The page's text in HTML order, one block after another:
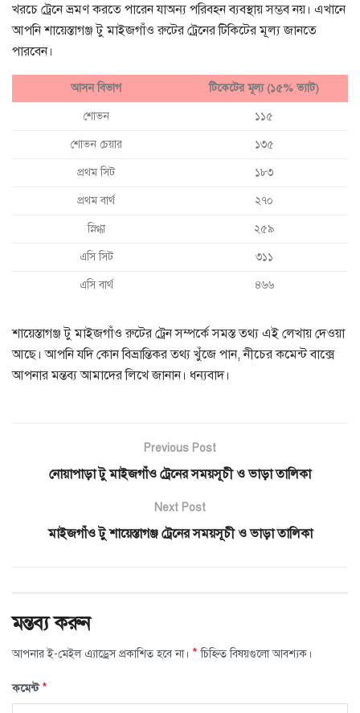
খরচে ট্রেনে ভ্রমণ করতে পারেন যাঅন্য পরিবহন ব্যবস্থায় সম্ভব নয়। এখানে
আপনি শায়েস্তাগঞ্জ টু মাইজগাঁও রুটের ট্রেনের টিকিটের মূল্য জানতে
পারবেন।
আসন বিভাগ টিকেটের মূল্য (১৫% ভ্যাট)
শোভন ১১৫
শোভন চেয়ার ১৩৫
প্রথম সিট ১৮৩
প্রথম বার্থ ২৭০
স্নিগ্ধা ২৫৯
এসি সিট ৩১১
এসি বার্থ ৪৬৬
শায়েস্তাগঞ্জ টু মাইজগাঁও রুটের ট্রেন সম্পর্কে সমস্ত তথ্য এই লেখায় দেওয়া
আছে। আপনি যদি কোন বিভ্রান্তিকর তথ্য খুঁজে পান, নীচের কমেন্ট বাক্সে
আপনার মন্তব্য আমাদের লিখে জানান। ধন্যবাদ।
Previous Post
নোয়াপাড়া টু মাইজগাঁও ট্রেনের সময়সূচী ও ভাড়া তালিকা
Next Post
মাইজগাঁও টু শায়েস্তাগঞ্জ ট্রেনের সময়সূচী ও ভাড়া তালিকা
মন্তব্য করুন
আপনার ই-মেইল এ্যাড্রেস প্রকাশিত হবে না। * চিহ্নিত বিষয়গুলো আবশ্যক।
কমেন্ট*